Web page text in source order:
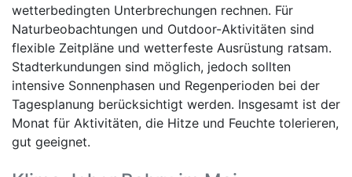
wetterbedingten Unterbrechungen rechnen. Für
Naturbeobachtungen und Outdoor-Aktivitäten sind
flexible Zeitpläne und wetterfeste Ausrüstung ratsam.
Stadterkundungen sind möglich, jedoch sollten
intensive Sonnenphasen und Regenperioden bei der
Tagesplanung berücksichtigt werden. Insgesamt ist der
Monat für Aktivitäten, die Hitze und Feuchte tolerieren,
gut geeignet.